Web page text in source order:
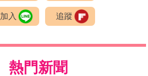
加入 追蹤
熱門新聞